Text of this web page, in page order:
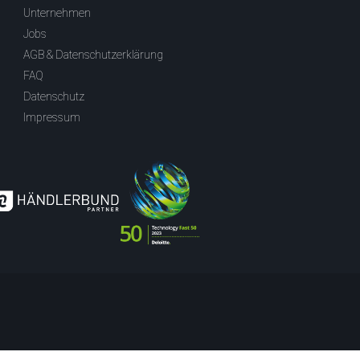
Unternehmen
Jobs
AGB & Datenschutzerklärung
FAQ
Datenschutz
Impressum